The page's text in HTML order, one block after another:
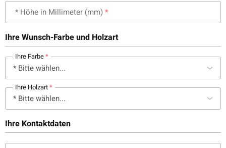
* Höhe in Millimeter (mm)
Ihre Wunsch-Farbe und Holzart
Ihre Farbe
Ihre Holzart
Ihre Kontaktdaten